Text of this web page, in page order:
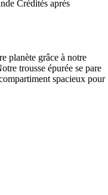
Crédités après
planète grâce à notre
trousse épurée se pare
spacieux pour